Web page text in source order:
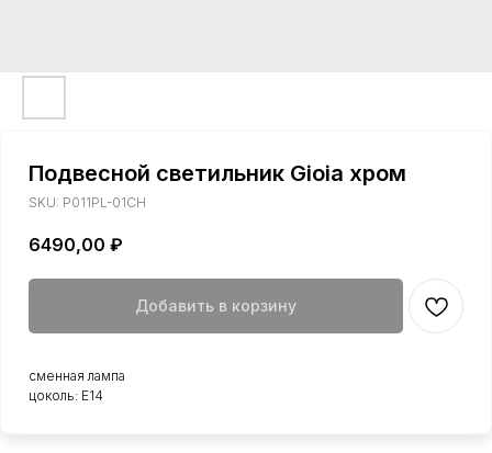
Подвесной светильник Gioia хром
SKU: P011PL-01CH
6490,00 ₽
Добавить в корзину
сменная лампа
цоколь: E14